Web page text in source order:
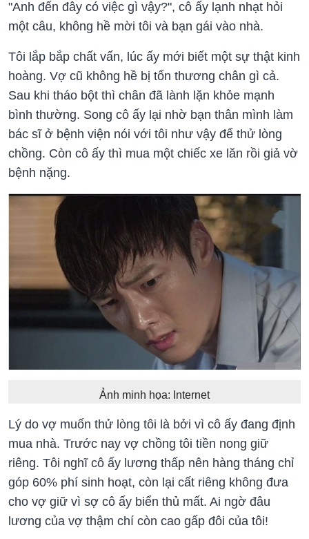
"Anh đến đây có việc gì vậy?", cô ấy lạnh nhạt hỏi
một câu, không hề mời tôi và bạn gái vào nhà.
Tôi lắp bắp chất vấn, lúc ấy mới biết một sự thật kinh
hoàng. Vợ cũ không hề bị tổn thương chân gì cả.
Sau khi tháo bột thì chân đã lành lặn khỏe mạnh
bình thường. Song cô ấy lại nhờ bạn thân mình làm
bác sĩ ở bệnh viện nói với tôi như vậy để thử lòng
chồng. Còn cô ấy thì mua một chiếc xe lăn rồi giả vờ
bệnh nặng.
Ảnh minh họa: Internet
Lý do vợ muốn thử lòng tôi là bởi vì cô ấy đang định
mua nhà. Trước nay vợ chồng tôi tiền nong giữ
riêng. Tôi nghĩ cô ấy lương thấp nên hàng tháng chỉ
góp 60% phí sinh hoạt, còn lại cất riêng không đưa
cho vợ giữ vì sợ cô ấy biển thủ mất. Ai ngờ đâu
lương của vợ thậm chí còn cao gấp đôi của tôi!